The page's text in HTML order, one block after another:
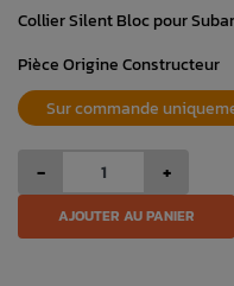
Collier Silent Bloc pour
Pièce Origine Constructeur
Sur commande
- +
AJOUTER AU PANIER